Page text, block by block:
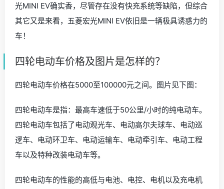
光MINI EV确实香，尽管存在没有快充系统等缺陷，但综合
其它又是来看，五菱宏光MINI EV依旧是一辆极具诱惑力的
车！
四轮电动车价格及图片是怎样的？
四轮电动车价格在5000至100000元之间。图片见下图：
四轮电动车是指：最高车速低于50公里/小时的纯电动车。
四轮电动车包括了电动观光车、电动高尔夫球车、电动巡
逻车、电动环卫车、电动运输车、电动牵引车、电动工程
车以及特种改装电动车等。
四轮电动车的性能的高低与电池、电控、电机以及充电机